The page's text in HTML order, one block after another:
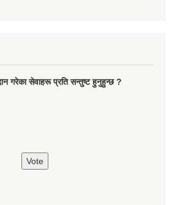
गरेका सेवाहरू प्रति सन्तुष्ट हुनुहुन्छ ?